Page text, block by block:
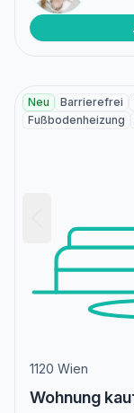
Neu Barrierefrei
Fußbodenheizung
1120 Wien
Wohnung